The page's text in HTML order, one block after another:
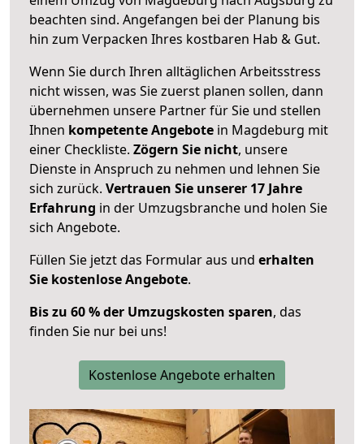
beachten sind. Angefangen bei der Planung bis
hin zum Verpacken Ihres kostbaren Hab & Gut.
Wenn Sie durch Ihren alltäglichen Arbeitsstress
nicht wissen, was Sie zuerst planen sollen, dann
übernehmen unsere Partner für Sie und stellen
Ihnen kompetente Angebote in Magdeburg mit
einer Checkliste. Zögern Sie nicht, unsere
Dienste in Anspruch zu nehmen und lehnen Sie
sich zurück. Vertrauen Sie unserer 17 Jahre
Erfahrung in der Umzugsbranche und holen Sie
sich Angebote.
Füllen Sie jetzt das Formular aus und erhalten
Sie kostenlose Angebote.
Bis zu 60 % der Umzugskosten sparen, das
finden Sie nur bei uns!
Kostenlose Angebote erhalten